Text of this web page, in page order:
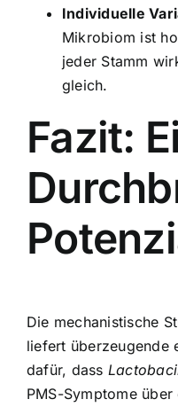
Individuelle
Mikrobiom ist
jeder Stamm
gleich.
Fazit:
Die mechanistische
liefert überzeugende
dafür, dass
PMS-Symptome